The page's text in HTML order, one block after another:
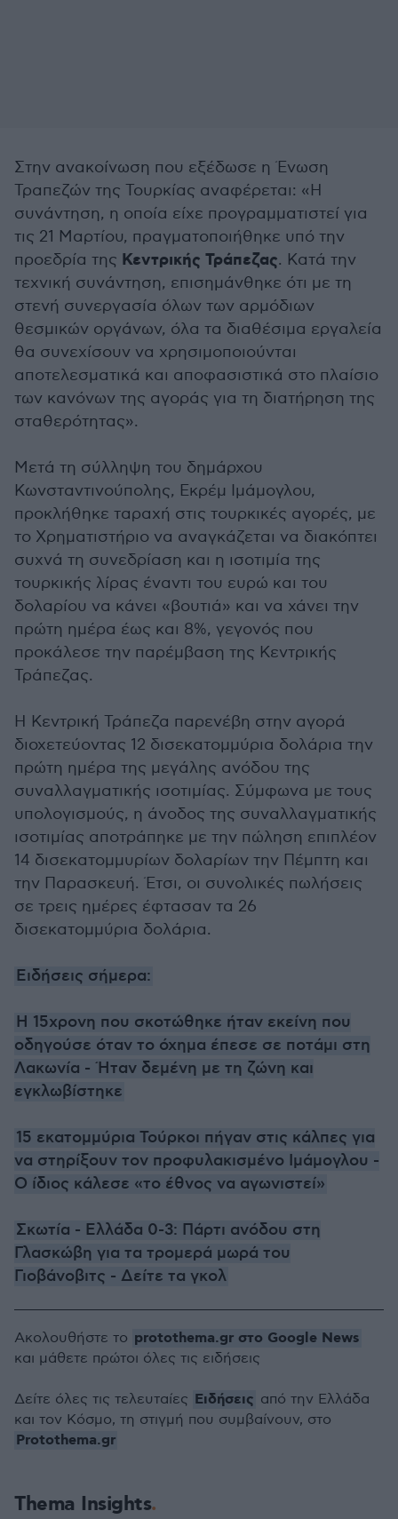
Στην ανακοίνωση που εξέδωσε η Ένωση
Τραπεζών της Τουρκίας αναφέρεται: «Η
συνάντηση, η οποία είχε προγραμματιστεί για
τις 21 Μαρτίου, πραγματοποιήθηκε υπό την
προεδρία της Κεντρικής Τράπεζας. Κατά την
τεχνική συνάντηση, επισημάνθηκε ότι με τη
στενή συνεργασία όλων των αρμόδιων
θεσμικών οργάνων, όλα τα διαθέσιμα εργαλεία
θα συνεχίσουν να χρησιμοποιούνται
αποτελεσματικά και αποφασιστικά στο πλαίσιο
των κανόνων της αγοράς για τη διατήρηση της
σταθερότητας».
Μετά τη σύλληψη του δημάρχου
Κωνσταντινούπολης, Εκρέμ Ιμάμογλου,
προκλήθηκε ταραχή στις τουρκικές αγορές, με
το Χρηματιστήριο να αναγκάζεται να διακόπτει
συχνά τη συνεδρίαση και η ισοτιμία της
τουρκικής λίρας έναντι του ευρώ και του
δολαρίου να κάνει «βουτιά» και να χάνει την
πρώτη ημέρα έως και 8%, γεγονός που
προκάλεσε την παρέμβαση της Κεντρικής
Τράπεζας.
Η Κεντρική Τράπεζα παρενέβη στην αγορά
διοχετεύοντας 12 δισεκατομμύρια δολάρια την
πρώτη ημέρα της μεγάλης ανόδου της
συναλλαγματικής ισοτιμίας. Σύμφωνα με τους
υπολογισμούς, η άνοδος της συναλλαγματικής
ισοτιμίας αποτράπηκε με την πώληση επιπλέον
14 δισεκατομμυρίων δολαρίων την Πέμπτη και
την Παρασκευή. Έτσι, οι συνολικές πωλήσεις
σε τρεις ημέρες έφτασαν τα 26
δισεκατομμύρια δολάρια.
Ειδήσεις σήμερα:
Η 15χρονη που σκοτώθηκε ήταν εκείνη που
οδηγούσε όταν το όχημα έπεσε σε ποτάμι στη
Λακωνία - Ήταν δεμένη με τη ζώνη και
εγκλωβίστηκε
15 εκατομμύρια Τούρκοι πήγαν στις κάλπες για
να στηρίξουν τον προφυλακισμένο Ιμάμογλου -
Ο ίδιος κάλεσε «το έθνος να αγωνιστεί»
Σκωτία - Ελλάδα 0-3: Πάρτι ανόδου στη
Γλασκώβη για τα τρομερά μωρά του
Γιοβάνοβιτς - Δείτε τα γκολ
Thema Insights
Ακολουθήστε το protothema.gr στο Google News
και μάθετε πρώτοι όλες τις ειδήσεις
Δείτε όλες τις τελευταίες Ειδήσεις από την Ελλάδα
και τον Κόσμο, τη στιγμή που συμβαίνουν, στο
Protothema.gr